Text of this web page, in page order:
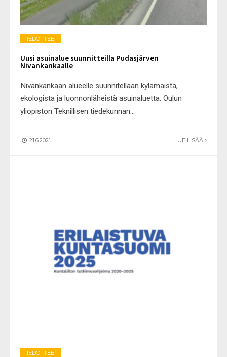
TIEDOTTEET
Uusi asuinalue suunnitteilla Pudasjärven
Nivankankaalle
Nivankankaan alueelle suunnitellaan kylämäistä,
ekologista ja luonnonläheistä asuinaluetta. Oulun
yliopiston Teknillisen tiedekunnan...
21.6.2021 LUE LISÄÄ
TIEDOTTEET